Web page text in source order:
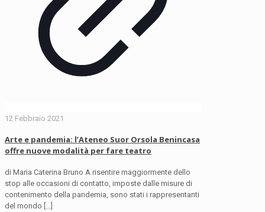
12 Febbraio 2021
Arte e pandemia: l’Ateneo Suor Orsola Benincasa
offre nuove modalità per fare teatro
di Maria Caterina Bruno A risentire maggiormente dello
stop alle occasioni di contatto, imposte dalle misure di
contenimento della pandemia, sono stati i rappresentanti
del mondo […]